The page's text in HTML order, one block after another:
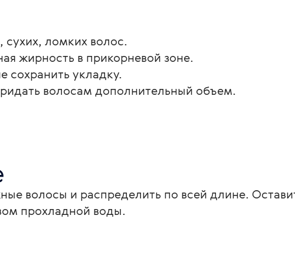
сухих, ломких волос.
жирность в прикорневой зоне.
сохранить укладку.
волосам дополнительный объем.
волосы и распределить по всей длине.
прохладной воды.